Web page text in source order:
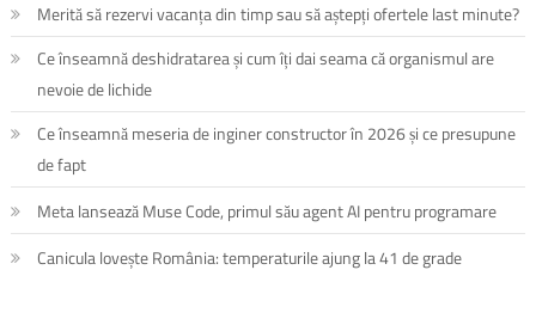
Merită să rezervi vacanța din timp sau să aștepți ofertele last minute?
Ce înseamnă deshidratarea și cum îți dai seama că organismul are
nevoie de lichide
Ce înseamnă meseria de inginer constructor în 2026 și ce presupune
de fapt
Meta lansează Muse Code, primul său agent AI pentru programare
Canicula lovește România: temperaturile ajung la 41 de grade